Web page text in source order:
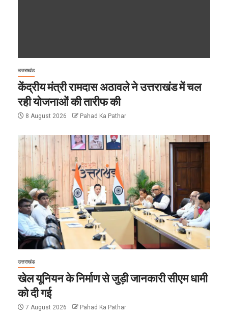
उत्तराखंड
केंद्रीय मंत्री रामदास अठावले ने उत्तराखंड में चल
रही योजनाओं की तारीफ की
8 August 2026 Pahad Ka Pathar
उत्तराखंड
खेल यूनियन के निर्माण से जुड़ी जानकारी सीएम धामी
को दी गई
7 August 2026 Pahad Ka Pathar